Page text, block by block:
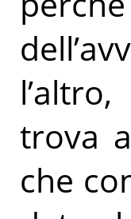
trova
che